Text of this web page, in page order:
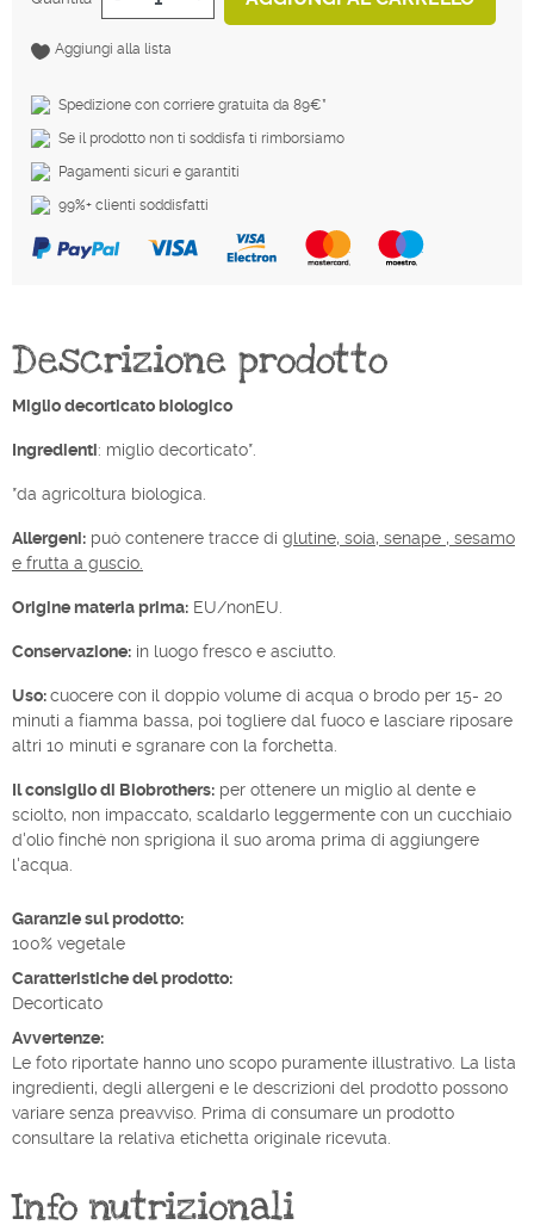
Aggiungi alla lista
Spedizione con corriere gratuita da 89€*
Se il prodotto non ti soddisfa ti rimborsiamo
Pagamenti sicuri e garantiti
99%+ clienti soddisfatti
Descrizione prodotto
Miglio decorticato biologico
Ingredienti: miglio decorticato*.
*da agricoltura biologica.
Allergeni: può contenere tracce di glutine, soia, senape , sesamo
e frutta a guscio.
Origine materia prima: EU/nonEU.
Conservazione: in luogo fresco e asciutto.
Uso:cuocere con il doppio volume di acqua o brodo per 15- 20
minuti a fiamma bassa, poi togliere dal fuoco e lasciare riposare
altri 10 minuti e sgranare con la forchetta.
Il consiglio di Biobrothers: per ottenere un miglio al dente e
sciolto, non impaccato, scaldarlo leggermente con un cucchiaio
d'olio finchè non sprigiona il suo aroma prima di aggiungere
l'acqua.
Garanzie sul prodotto:
100% vegetale
Caratteristiche del prodotto:
Decorticato
Avvertenze:
Le foto riportate hanno uno scopo puramente illustrativo. La lista
ingredienti, degli allergeni e le descrizioni del prodotto possono
variare senza preavviso. Prima di consumare un prodotto
consultare la relativa etichetta originale ricevuta.
Info nutrizionali